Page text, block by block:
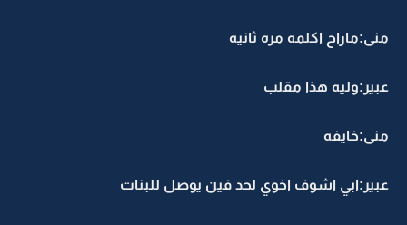
منى:ماراح اكلمه مره ثانيه
عبير:وليه هذا مقلب
منى:خايفه
عبير:ابي اشوف اخوي لحد فين يوصل للبنات